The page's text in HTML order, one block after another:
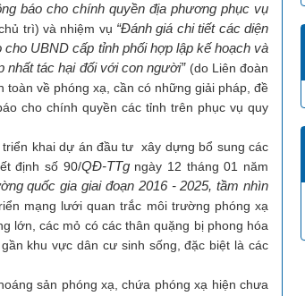
báo cho chính quyền địa phương phục vụ
trì) và nhiệm vụ “Đánh giá chi tiết các diện
UBND cấp tỉnh phối hợp lập kế hoạch và
nhất tác hại đối với con người”(do Liên đoàn
về phóng xạ, cần có những giải pháp, đề
cho chính quyền các tỉnh trên phục vụ quy
khai dự án đầu tư xây dựng bổ sung các
định số 90/QĐ-TTg ngày 12 tháng 01 năm
quốc gia giai đoạn 2016 - 2025, tầm nhìn
mạng lưới quan trắc môi trường phóng xạ
lớn, các mỏ có các thân quặng bị phong hóa
khu vực dân cư sinh sống, đặc biệt là các
sản phóng xạ, chứa phóng xạ hiện chưa